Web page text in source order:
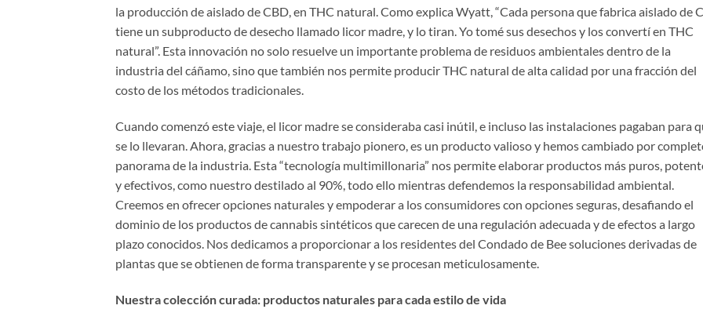
la producción de aislado de CBD, en THC natural. Como explica Wyatt, “Cada persona que fabrica aislado de
tiene un subproducto de desecho llamado licor madre, y lo tiran. Yo tomé sus desechos y los convertí en THC
natural”. Esta innovación no solo resuelve un importante problema de residuos ambientales dentro de la
industria del cáñamo, sino que también nos permite producir THC natural de alta calidad por una fracción del
costo de los métodos tradicionales.
Cuando comenzó este viaje, el licor madre se consideraba casi inútil, e incluso las instalaciones pagaban para
se lo llevaran. Ahora, gracias a nuestro trabajo pionero, es un producto valioso y hemos cambiado por
panorama de la industria. Esta “tecnología multimillonaria” nos permite elaborar productos más puros,
y efectivos, como nuestro destilado al 90%, todo ello mientras defendemos la responsabilidad ambiental.
Creemos en ofrecer opciones naturales y empoderar a los consumidores con opciones seguras, desafiando el
dominio de los productos de cannabis sintéticos que carecen de una regulación adecuada y de efectos a largo
plazo conocidos. Nos dedicamos a proporcionar a los residentes del Condado de Bee soluciones derivadas de
plantas que se obtienen de forma transparente y se procesan meticulosamente.
Nuestra colección curada: productos naturales para cada estilo de vida